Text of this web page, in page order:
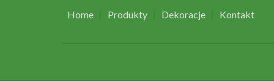
Home Produkty Dekoracje Kontakt